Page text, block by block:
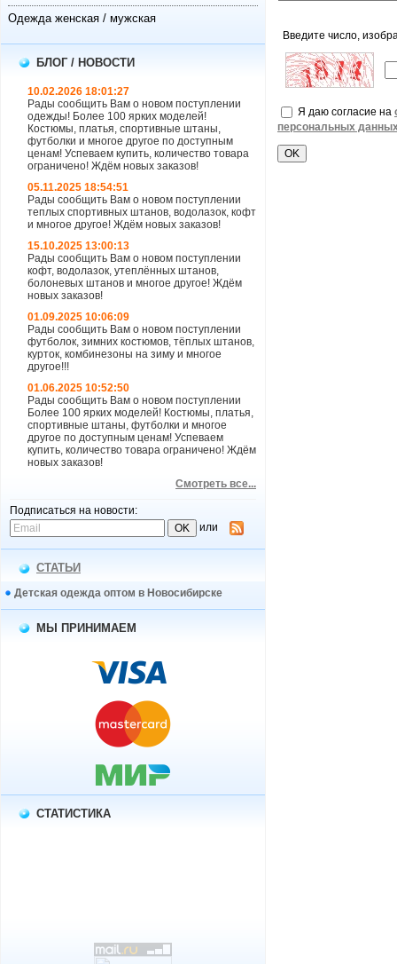
Одежда женская / мужская
БЛОГ / НОВОСТИ
10.02.2026 18:01:27
Рады сообщить Вам о новом поступлении
одежды! Более 100 ярких моделей!
Костюмы, платья, спортивные штаны,
футболки и многое другое по доступным
ценам! Успеваем купить, количество товара
ограничено! Ждём новых заказов!
05.11.2025 18:54:51
Рады сообщить Вам о новом поступлении
теплых спортивных штанов, водолазок, кофт
и многое другое! Ждём новых заказов!
15.10.2025 13:00:13
Рады сообщить Вам о новом поступлении
кофт, водолазок, утеплённых штанов,
болоневых штанов и многое другое! Ждём
новых заказов!
01.09.2025 10:06:09
Рады сообщить Вам о новом поступлении
футболок, зимних костюмов, тёплых штанов,
курток, комбинезоны на зиму и многое
другое!!!
01.06.2025 10:52:50
Рады сообщить Вам о новом поступлении
Более 100 ярких моделей! Костюмы, платья,
спортивные штаны, футболки и многое
другое по доступным ценам! Успеваем
купить, количество товара ограничено! Ждём
новых заказов!
Смотреть все...
Подписаться на новости:
или
СТАТЬИ
Детская одежда оптом в Новосибирске
МЫ ПРИНИМАЕМ
СТАТИСТИКА
Введите число,
Я даю согласие на
персональных